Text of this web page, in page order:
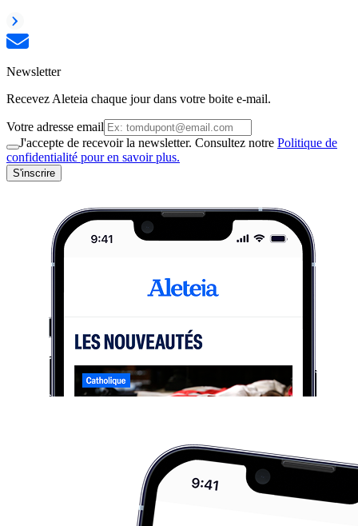
Newsletter
Recevez Aleteia chaque jour dans votre boite e-mail.
Votre adresse email
J'accepte de recevoir la newsletter. Consultez notre Politique de
confidentialité pour en savoir plus.
S'inscrire